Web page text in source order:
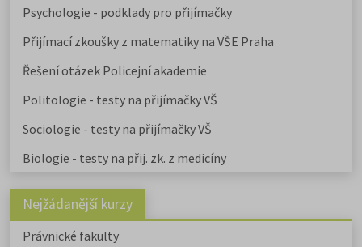
Psychologie - podklady pro přijímačky
Přijímací zkoušky z matematiky na VŠE Praha
Řešení otázek Policejní akademie
Politologie - testy na přijímačky VŠ
Sociologie - testy na přijímačky VŠ
Biologie - testy na přij. zk. z medicíny
Nejžádanější kurzy
Právnické fakulty